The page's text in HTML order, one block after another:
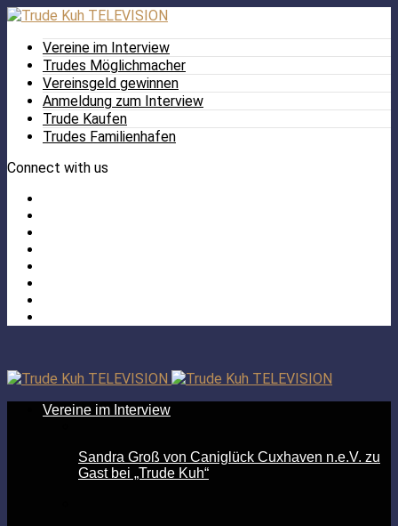
Vereine im Interview
Trudes Möglichmacher
Vereinsgeld gewinnen
Anmeldung zum Interview
Trude Kaufen
Trudes Familienhafen
Connect with us
Vereine im Interview
Sandra Groß von Caniglück Cuxhaven n.e.V. zu
Gast bei „Trude Kuh“